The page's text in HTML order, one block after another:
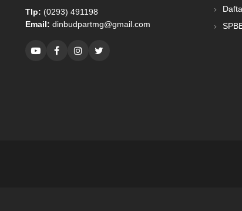
Tlp: (0293) 491198
Email: dinbudpartmg@gmail.com